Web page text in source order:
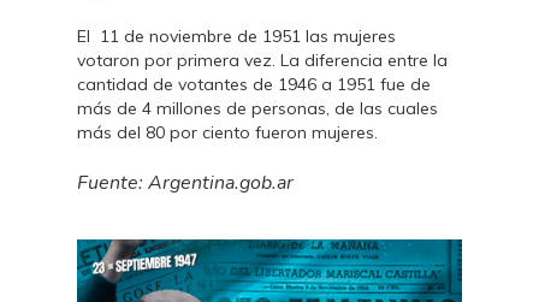
El 11 de noviembre de 1951 las mujeres
votaron por primera vez. La diferencia entre la
cantidad de votantes de 1946 a 1951 fue de
más de 4 millones de personas, de las cuales
más del 80 por ciento fueron mujeres.
Fuente: Argentina.gob.ar